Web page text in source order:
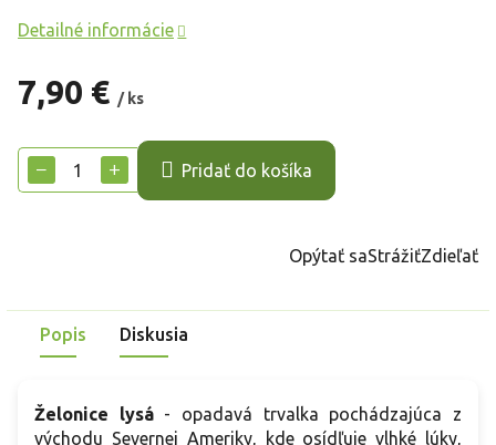
7,90 € / ks
cena:
+
− Pridať do košíka
Detailné informácie
Opýtať saStrážiťZdieľať
Popis Diskusia
Želonice lysá - opadavá trvalka pochádzajúca z
východu Severnej Ameriky, kde osídľuje vlhké lúky,